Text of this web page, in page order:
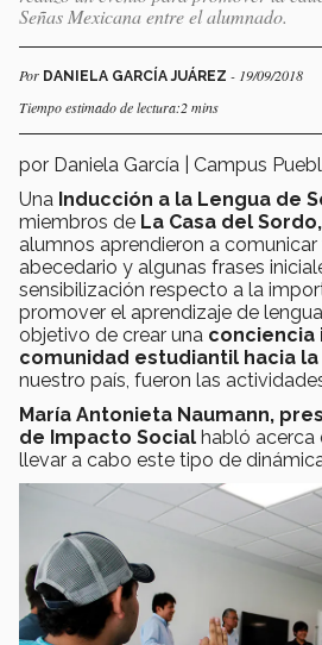
Señas Mexicana entre el alumnado.
Por DANIELA GARCÍA JUÁREZ - 19/09/2018
Tiempo estimado de lectura:2 mins
por Daniela García | Campus
Una Inducción a la Lengua de
miembros de La Casa del Sordo,
alumnos aprendieron a
abecedario y algunas frases
sensibilización respecto a la
promover el aprendizaje de
objetivo de crear una conciencia
comunidad estudiantil hacia
nuestro país, fueron las
María Antonieta Naumann,
de Impacto Social habló acerca
llevar a cabo este tipo de